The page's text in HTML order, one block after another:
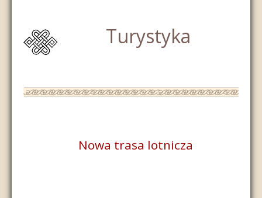
Turystyka
Nowa trasa lotnicza